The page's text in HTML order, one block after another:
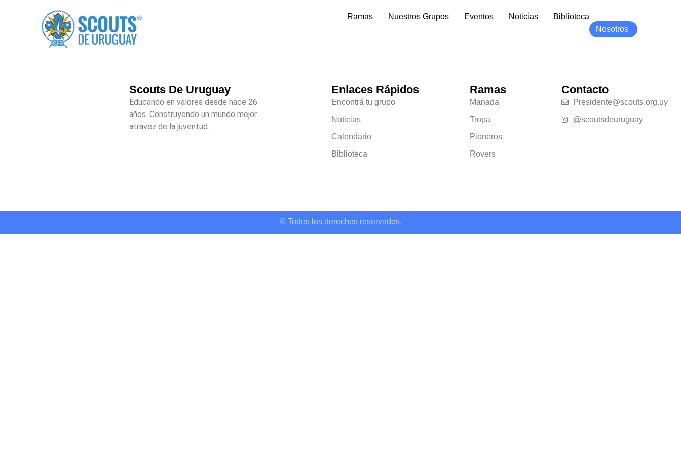
Ramas Nuestros Grupos Eventos Noticias
Biblioteca
Nosotros
Scouts De Uruguay
Educando en valores desde hace 26
años. Construyendo un mundo mejor
atravez de la juventud.
Enlaces Rápidos
Encontrá tu grupo
Noticias
Calendario
Biblioteca
Ramas
Manada
Tropa
Pioneros
Rovers
Contacto
Presidente@scouts.org.uy
@scoutsdeuruguay
© Todos los derechos reservados.